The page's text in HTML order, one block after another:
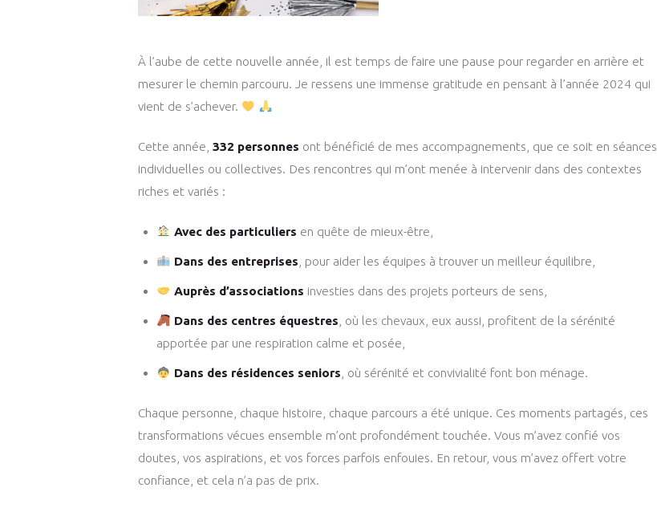
À l’aube de cette nouvelle année, il est temps de faire une pause pour regarder en arrière et
mesurer le chemin parcouru. Je ressens une immense gratitude en pensant à l’année 2024 qui
vient de s’achever.
Cette année, 332 personnes ont bénéficié de mes accompagnements, que ce soit en séances
individuelles ou collectives. Des rencontres qui m’ont menée à intervenir dans des contextes
riches et variés :
Avec des particuliers en quête de mieux-être,
Dans des entreprises , pour aider les équipes à trouver un meilleur équilibre,
Auprès d’associations investies dans des projets porteurs de sens,
Dans des centres équestres , où les chevaux, eux aussi, profitent de la sérénité
apportée par une respiration calme et posée,
Dans des résidences seniors, où sérénité et convivialité font bon ménage.
Chaque personne, chaque histoire, chaque parcours a été unique. Ces moments partagés, ces
transformations vécues ensemble m’ont profondément touchée. Vous m’avez confié vos
doutes, vos aspirations, et vos forces parfois enfouies. En retour, vous m’avez offert votre
confiance, et cela n’a pas de prix.